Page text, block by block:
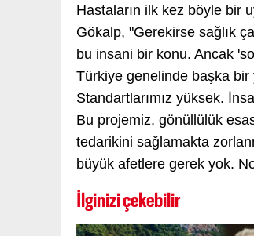
Hastaların ilk kez böyle bir
Gökalp, "Gerekirse sağlık
bu insani bir konu. Ancak
Türkiye genelinde başka bir
Standartlarımız yüksek.
Bu projemiz, gönüllülük
tedarikini sağlamakta
büyük afetlere gerek yok.
İlginizi çekebilir